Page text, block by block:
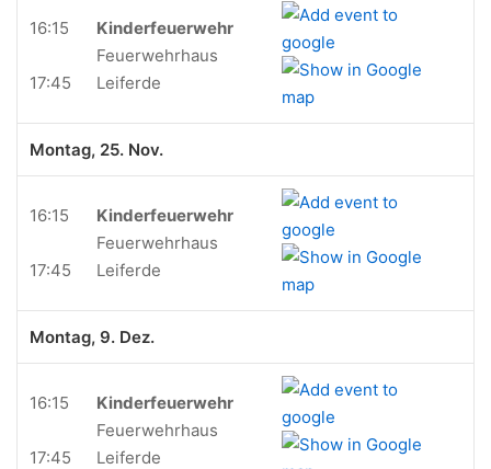
16:15
17:45
Kinderfeuerwehr
Feuerwehrhaus
Leiferde
Montag, 25. Nov.
16:15
17:45
Kinderfeuerwehr
Feuerwehrhaus
Leiferde
Montag, 9. Dez.
16:15
17:45
Kinderfeuerwehr
Feuerwehrhaus
Leiferde